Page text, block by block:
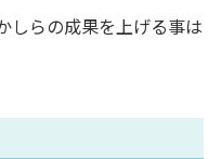
しらの成果を上げる事は